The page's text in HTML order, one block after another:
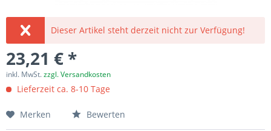
Dieser Artikel steht derzeit nicht zur Verfügung!
23,21 € *
inkl. MwSt.zzgl. Versandkosten
Lieferzeit ca. 8-10 Tage
Merken Bewerten